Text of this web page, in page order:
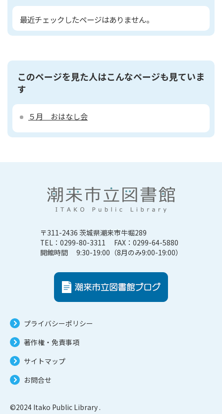
最近チェックしたページはありません。
このページを見た人はこんなページも見ていま
す
５月 おはなし会
〒311-2436 茨城県潮来市牛堀289
TEL：0299-80-3311 FAX：0299-64-5880
開館時間 9:30-19:00（8月のみ9:00-19:00）
プライバシーポリシー
著作権・免責事項
サイトマップ
お問合せ
©2024 Itako Public Library .